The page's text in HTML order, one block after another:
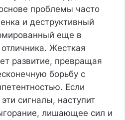
проблемы часто
и деструктивный
еще в
Жесткая
развитие, превращая
борьбу с
Если
сигналы, наступит
лишающее сил и